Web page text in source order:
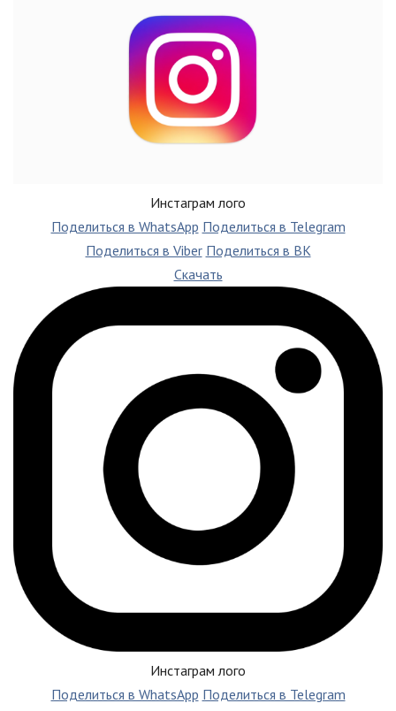
Инстаграм лого
Поделиться в WhatsApp Поделиться в Telegram
Поделиться в Viber Поделиться в ВК
Скачать
Инстаграм лого
Поделиться в WhatsApp Поделиться в Telegram